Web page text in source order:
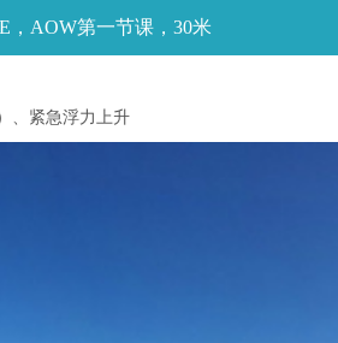
，AOW第一节课，30米
、紧急浮力上升